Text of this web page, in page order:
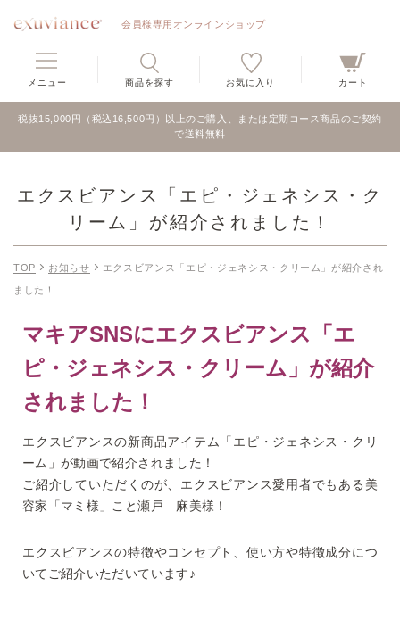
会員様専用オンラインショップ
メニュー 商品を探す お気に入り カート
税抜15,000円（税込16,500円）以上のご購入、または定期コース商品のご契約
で送料無料
エクスビアンス「エピ・ジェネシス・ク
リーム」が紹介されました！
TOP お知らせ エクスビアンス「エピ・ジェネシス・クリーム」が紹介され
ました！
マキアSNSにエクスビアンス「エ
ピ・ジェネシス・クリーム」が紹介
されました！
エクスビアンスの新商品アイテム「エピ・ジェネシス・クリ
ーム」が動画で紹介されました！
ご紹介していただくのが、エクスビアンス愛用者でもある美
容家「マミ様」こと瀬戸 麻美様！
エクスビアンスの特徴やコンセプト、使い方や特徴成分につ
いてご紹介いただいています♪